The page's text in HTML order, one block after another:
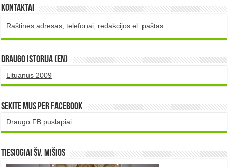
Kontaktai
Raštinės adresas, telefonai, redakcijos el. paštas
DRAUGO istorija (EN)
Lituanus 2009
Sekite mus per Facebook
Draugo FB puslapiai
TIESIOGIAI šv. MIŠIOS